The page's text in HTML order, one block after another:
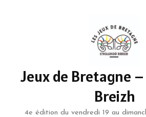
Jeux de Bretagne
Breizh
4e édition du vendredi 19 au